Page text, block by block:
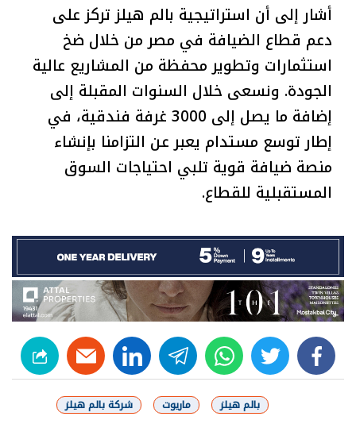
أشار إلى أن استراتيجية بالم هيلز تركز على
دعم قطاع الضيافة في مصر من خلال ضخ
استثمارات وتطوير محفظة من المشاريع عالية
الجودة. ونسعى خلال السنوات المقبلة إلى
إضافة ما يصل إلى 3000 غرفة فندقية، في
إطار توسع مستدام يعبر عن التزامنا بإنشاء
منصة ضيافة قوية تلبي احتياجات السوق
المستقبلية للقطاع.
facebook
twitter
whats
telegram
linkedin
بالم هيلز ماريوت شركة بالم هيلز